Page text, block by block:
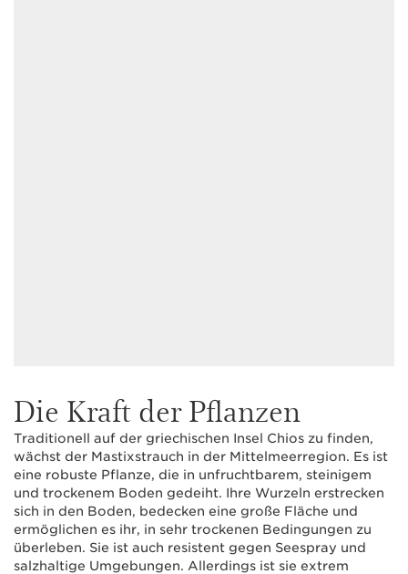
Die Kraft der Pflanzen
Traditionell auf der griechischen Insel Chios zu finden,
wächst der Mastixstrauch in der Mittelmeerregion. Es ist
eine robuste Pflanze, die in unfruchtbarem, steinigem
und trockenem Boden gedeiht. Ihre Wurzeln erstrecken
sich in den Boden, bedecken eine große Fläche und
ermöglichen es ihr, in sehr trockenen Bedingungen zu
überleben. Sie ist auch resistent gegen Seespray und
salzhaltige Umgebungen. Allerdings ist sie extrem